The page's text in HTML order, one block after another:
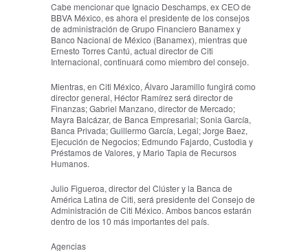
Cabe mencionar que Ignacio Deschamps, ex CEO de
BBVA México, es ahora el presidente de los consejos
de administración de Grupo Financiero Banamex y
Banco Nacional de México (Banamex), mientras que
Ernesto Torres Cantú, actual director de Citi
Internacional, continuará como miembro del consejo.
Mientras, en Citi México, Álvaro Jaramillo fungirá como
director general, Héctor Ramírez será director de
Finanzas; Gabriel Manzano, director de Mercado;
Mayra Balcázar, de Banca Empresarial; Sonia García,
Banca Privada; Guillermo García, Legal; Jorge Baez,
Ejecución de Negocios; Edmundo Fajardo, Custodia y
Préstamos de Valores, y Mario Tapia de Recursos
Humanos.
Julio Figueroa, director del Clúster y la Banca de
América Latina de Citi, será presidente del Consejo de
Administración de Citi México. Ambos bancos estarán
dentro de los 10 más importantes del país.
Agencias